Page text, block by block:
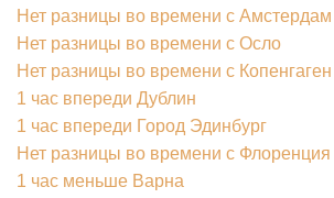
Нет разницы во времени с Амстердам
Нет разницы во времени с Осло
Нет разницы во времени с Копенгаген
1 час впереди Дублин
1 час впереди Город Эдинбург
Нет разницы во времени с Флоренция
1 час меньше Варна